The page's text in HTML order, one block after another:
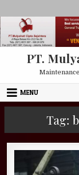
PT.
MENU
Tag: